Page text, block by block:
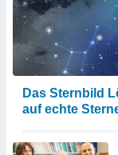
Das Sternbild
auf echte